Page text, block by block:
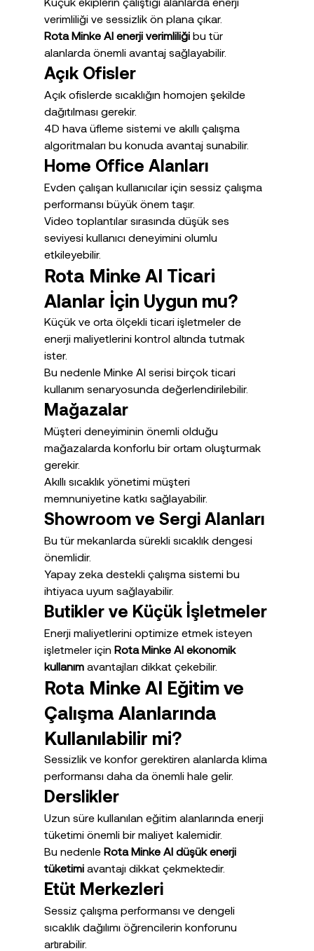
verimliliği ve sessizlik ön plana çıkar.
Rota Minke AI enerji verimliliği bu tür
alanlarda önemli avantaj sağlayabilir.
Açık Ofisler
Açık ofislerde sıcaklığın homojen şekilde
dağıtılması gerekir.
4D hava üfleme sistemi ve akıllı çalışma
algoritmaları bu konuda avantaj sunabilir.
Home Office Alanları
Evden çalışan kullanıcılar için sessiz çalışma
performansı büyük önem taşır.
Video toplantılar sırasında düşük ses
seviyesi kullanıcı deneyimini olumlu
etkileyebilir.
Rota Minke AI Ticari
Alanlar İçin Uygun mu?
Küçük ve orta ölçekli ticari işletmeler de
enerji maliyetlerini kontrol altında tutmak
ister.
Bu nedenle Minke AI serisi birçok ticari
kullanım senaryosunda değerlendirilebilir.
Mağazalar
Müşteri deneyiminin önemli olduğu
mağazalarda konforlu bir ortam oluşturmak
gerekir.
Akıllı sıcaklık yönetimi müşteri
memnuniyetine katkı sağlayabilir.
Showroom ve Sergi Alanları
Bu tür mekanlarda sürekli sıcaklık dengesi
önemlidir.
Yapay zeka destekli çalışma sistemi bu
ihtiyaca uyum sağlayabilir.
Butikler ve Küçük İşletmeler
Enerji maliyetlerini optimize etmek isteyen
işletmeler için Rota Minke AI ekonomik
kullanım avantajları dikkat çekebilir.
Rota Minke AI Eğitim ve
Çalışma Alanlarında
Kullanılabilir mi?
Sessizlik ve konfor gerektiren alanlarda klima
performansı daha da önemli hale gelir.
Derslikler
Uzun süre kullanılan eğitim alanlarında enerji
tüketimi önemli bir maliyet kalemidir.
Bu nedenle Rota Minke AI düşük enerji
tüketimi avantajı dikkat çekmektedir.
Etüt Merkezleri
Sessiz çalışma performansı ve dengeli
sıcaklık dağılımı öğrencilerin konforunu
artırabilir.